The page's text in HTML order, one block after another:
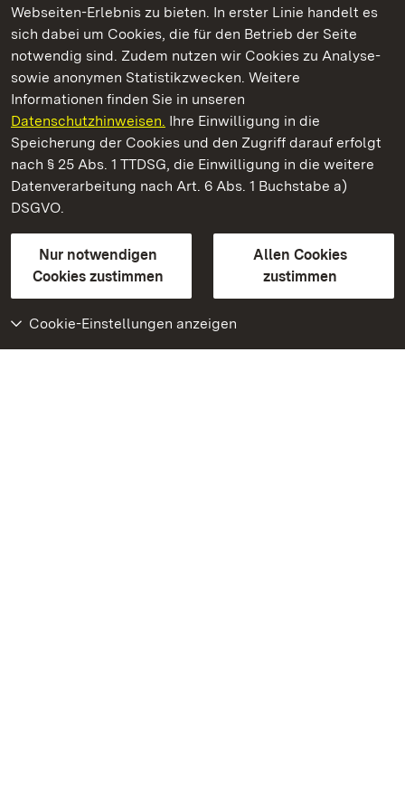
Webseiten-Erlebnis zu bieten. In erster Linie handelt es
sich dabei um Cookies, die für den Betrieb der Seite
notwendig sind. Zudem nutzen wir Cookies zu Analyse-
sowie anonymen Statistikzwecken. Weitere
Informationen finden Sie in unseren
Datenschutzhinweisen. Ihre Einwilligung in die
Speicherung der Cookies und den Zugriff darauf erfolgt
nach § 25 Abs. 1 TTDSG, die Einwilligung in die weitere
Datenverarbeitung nach Art. 6 Abs. 1 Buchstabe a)
DSGVO.
Nur notwendigen
Cookies zustimmen
Allen Cookies
zustimmen
Cookie-Einstellungen anzeigen
Kommen. Staunen. Genießen.
Schloss und Schlossgarten Schwetzingen
Staatliche Schlösser und Gärten Baden-Württemberg
Kontakt
GebärdenspracheLeichte Sprache
Erklärung zur Barrierefreiheit
BITV-konform (geprüfte Seiten)
Weiteres